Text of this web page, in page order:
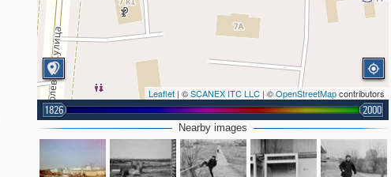
Leaflet | ©SCANEX ITC LLC | ©OpenStreetMapcontributors
1826 2000
Nearby images